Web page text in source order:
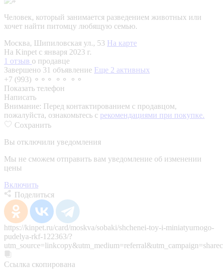
Человек, который занимается разведением животных или
хочет найти питомцу любящую семью.
Москва, Шипиловская ул., 53 На карте
На Kinpet c января 2023 г.
1 отзыв о продавце
Завершено 31 объявление Еще 2 активных
+7 (993) ⚬⚬⚬ ⚬⚬ ⚬⚬
Показать телефон
Написать
Внимание: Перед контактированием с продавцом,
пожалуйста, ознакомьтесь с рекомендациями при покупке.
Сохранить
Вы отключили уведомления
Мы не сможем отправить вам уведомление об изменении
цены
Включить
Поделиться
https://kinpet.ru/card/moskva/sobaki/shchenei-toy-i-miniatyurnogo-
pudelya-rkf-122363/?
Ссылка скопирована